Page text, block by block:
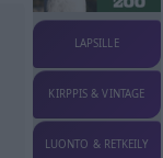
LAPSILLE
KIRPPIS & VINTAGE
LUONTO & RETKEILY